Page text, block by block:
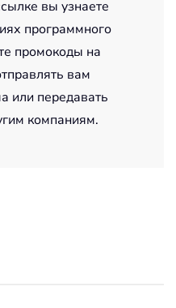
вы узнаете
программного
промокоды на
вам
или передавать
компаниям.